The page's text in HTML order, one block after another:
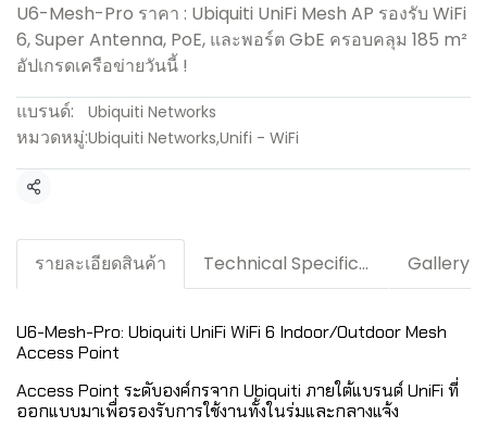
U6-Mesh-Pro ราคา : Ubiquiti UniFi Mesh AP รองรับ WiFi
6, Super Antenna, PoE, และพอร์ต GbE ครอบคลุม 185 m²
อัปเกรดเครือข่ายวันนี้ !
แบรนด์:
Ubiquiti Networks
หมวดหมู่:Ubiquiti Networks,Unifi - WiFi
แชร์
รายละเอียดสินค้า Technical Specification / Downloads Gallery
U6-Mesh-Pro: Ubiquiti UniFi WiFi 6 Indoor/Outdoor Mesh
Access Point
Access Point ระดับองค์กรจาก Ubiquiti ภายใต้แบรนด์ UniFi ที่
ออกแบบมาเพื่อรองรับการใช้งานทั้งในร่มและกลางแจ้ง